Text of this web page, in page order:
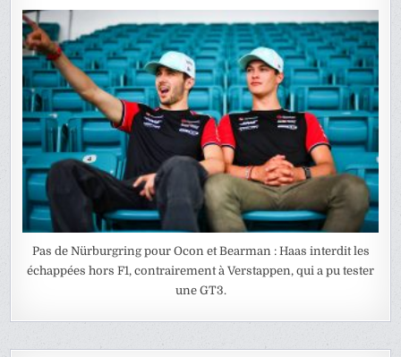
Pas de Nürburgring pour Ocon et Bearman : Haas interdit les
échappées hors F1, contrairement à Verstappen, qui a pu tester
une GT3.